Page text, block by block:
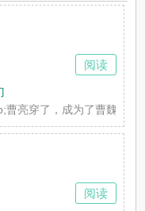
曹亮穿了，成为了曹魏宗
阅读
阅读